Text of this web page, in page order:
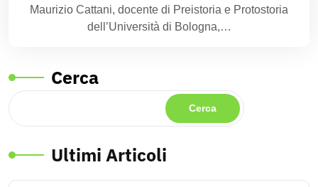
Maurizio Cattani, docente di Preistoria e Protostoria
dell’Università di Bologna,…
Cerca
Cerca
Ultimi Articoli